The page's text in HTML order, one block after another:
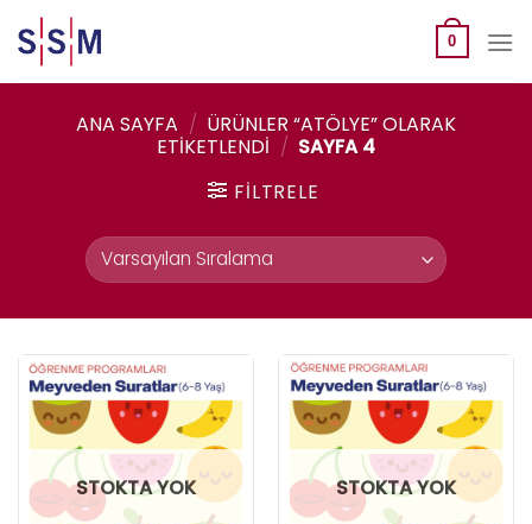
to
content
0
ANA SAYFA / ÜRÜNLER “ATÖLYE” OLARAK
ETIKETLENDI / SAYFA 4
FILTRELE
STOKTA YOK STOKTA YOK